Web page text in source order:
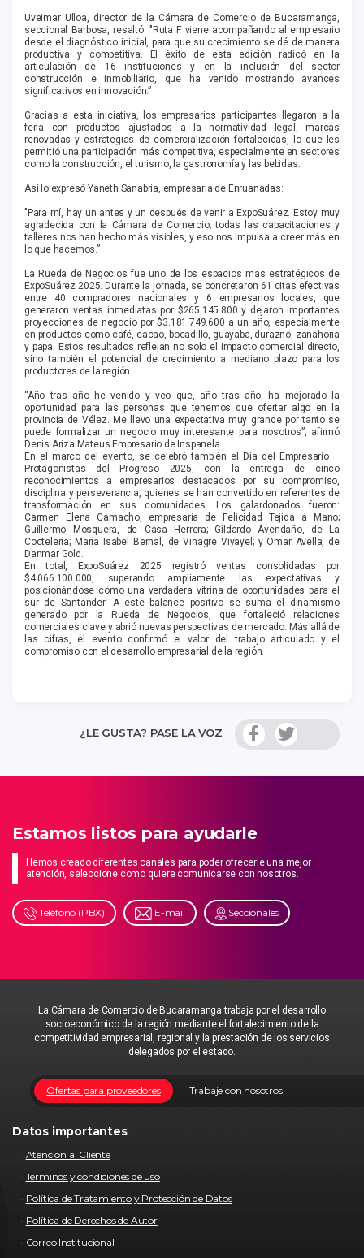
Uveimar Ulloa, director de la Cámara de Comercio de Bucaramanga,
seccional Barbosa, resaltó: "Ruta F viene acompañando al empresario
desde el diagnóstico inicial, para que su crecimiento se dé de manera
productiva y competitiva. El éxito de esta edición radicó en la
articulación de 16 instituciones y en la inclusión del sector
construcción e inmobiliario, que ha venido mostrando avances
significativos en innovación.”
Gracias a esta iniciativa, los empresarios participantes llegaron a la
feria con productos ajustados a la normatividad legal, marcas
renovadas y estrategias de comercialización fortalecidas, lo que les
permitió una participación más competitiva, especialmente en sectores
como la construcción, el turismo, la gastronomía y las bebidas.
Así lo expresó Yaneth Sanabria, empresaria de Enruanadas:
"Para mí, hay un antes y un después de venir a ExpoSuárez. Estoy muy
agradecida con la Cámara de Comercio; todas las capacitaciones y
talleres nos han hecho más visibles, y eso nos impulsa a creer más en
lo que hacemos.”
La Rueda de Negocios fue uno de los espacios más estratégicos de
ExpoSuárez 2025. Durante la jornada, se concretaron 61 citas efectivas
entre 40 compradores nacionales y 6 empresarios locales, que
generaron ventas inmediatas por $265.145.800 y dejaron importantes
proyecciones de negocio por $3.181.749.600 a un año, especialmente
en productos como café, cacao, bocadillo, guayaba, durazno, zanahoria
y papa. Estos resultados reflejan no solo el impacto comercial directo,
sino también el potencial de crecimiento a mediano plazo para los
productores de la región.
“Año tras año he venido y veo que, año tras año, ha mejorado la
oportunidad para las personas que tenemos que ofertar algo en la
provincia de Vélez. Me llevo una expectativa muy grande por tanto se
puede formalizar un negocio muy interesante para nosotros”, afirmó
Denis Ariza Mateus Empresario de Inspanela.
En el marco del evento, se celebró también el Día del Empresario –
Protagonistas del Progreso 2025, con la entrega de cinco
reconocimientos a empresarios destacados por su compromiso,
disciplina y perseverancia, quienes se han convertido en referentes de
transformación en sus comunidades. Los galardonados fueron:
Carmen Elena Camacho, empresaria de Felicidad Tejida a Mano;
Guillermo Mosquera, de Casa Herrera; Gildardo Avendaño, de La
Coctelería; María Isabel Bernal, de Vinagre Viyayel; y Omar Avella, de
Danmar Gold.
En total, ExpoSuárez 2025 registró ventas consolidadas por
$4.066.100.000, superando ampliamente las expectativas y
posicionándose como una verdadera vitrina de oportunidades para el
sur de Santander. A este balance positivo se suma el dinamismo
generado por la Rueda de Negocios, que fortaleció relaciones
comerciales clave y abrió nuevas perspectivas de mercado. Más allá de
las cifras, el evento confirmó el valor del trabajo articulado y el
compromiso con el desarrollo empresarial de la región.
¿LE GUSTA? PASE LA VOZ
Estamos listos para ayudarle
Hemos creado diferentes canales para poder ofrecerle una mejor
atención, seleccione como quiere comunicarse con nosotros.
Teléfono (PBX) E-mail Seccionales
La Cámara de Comercio de Bucaramanga trabaja por el desarrollo
socioeconómico de la región mediante el fortalecimiento de la
competitividad empresarial, regional y la prestación de los servicios
delegados por el estado.
Trabaje con nosotros
Ofertas para proveedores
Datos importantes
Atencion al Cliente
Términos y condiciones de uso
Política de Tratamiento y Protección de Datos
Política de Derechos de Autor
Correo Institucional